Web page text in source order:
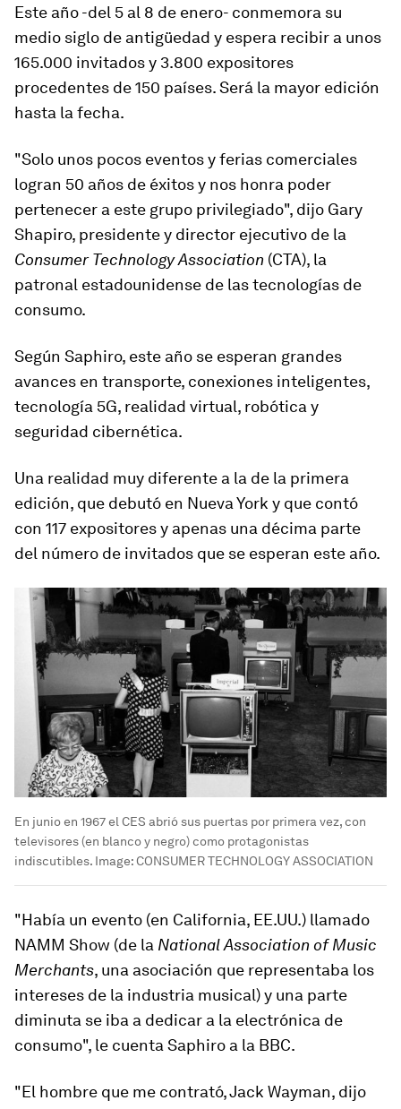
Este año -del 5 al 8 de enero- conmemora su
medio siglo de antigüedad y espera recibir a unos
165.000 invitados y 3.800 expositores
procedentes de 150 países. Será la mayor edición
hasta la fecha.
"Solo unos pocos eventos y ferias comerciales
logran 50 años de éxitos y nos honra poder
pertenecer a este grupo privilegiado", dijo Gary
Shapiro, presidente y director ejecutivo de la
Consumer Technology Association (CTA), la
patronal estadounidense de las tecnologías de
consumo.
Según Saphiro, este año se esperan grandes
avances en transporte, conexiones inteligentes,
tecnología 5G, realidad virtual, robótica y
seguridad cibernética.
Una realidad muy diferente a la de la primera
edición, que debutó en Nueva York y que contó
con 117 expositores y apenas una décima parte
del número de invitados que se esperan este año.
En junio en 1967 el CES abrió sus puertas por primera vez, con
televisores (en blanco y negro) como protagonistas
indiscutibles. Image:CONSUMER TECHNOLOGY ASSOCIATION
"Había un evento (en California, EE.UU.) llamado
NAMM Show (de la National Association of Music
Merchants, una asociación que representaba los
intereses de la industria musical) y una parte
diminuta se iba a dedicar a la electrónica de
consumo", le cuenta Saphiro a la BBC.
"El hombre que me contrató, Jack Wayman, dijo